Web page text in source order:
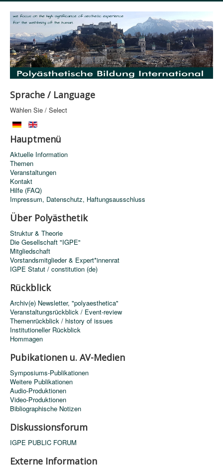
Sprache / Language
Wählen Sie / Select
Hauptmenü
Aktuelle Information
Themen
Veranstaltungen
Kontakt
Hilfe (FAQ)
Impressum, Datenschutz, Haftungsausschluss
Über Polyästhetik
Struktur & Theorie
Die Gesellschaft "IGPE"
Mitgliedschaft
Vorstandsmitglieder & Expert*innenrat
IGPE Statut / constitution (de)
Rückblick
Archiv(e) Newsletter, "polyaesthetica"
Veranstaltungsrückblick / Event-review
Themenrückblick / history of issues
Institutioneller Rückblick
Hommagen
Pubikationen u. AV-Medien
Symposiums-Publikationen
Weitere Publikationen
Audio-Produktionen
Video-Produktionen
Bibliographische Notizen
Diskussionsforum
IGPE PUBLIC FORUM
Externe Information